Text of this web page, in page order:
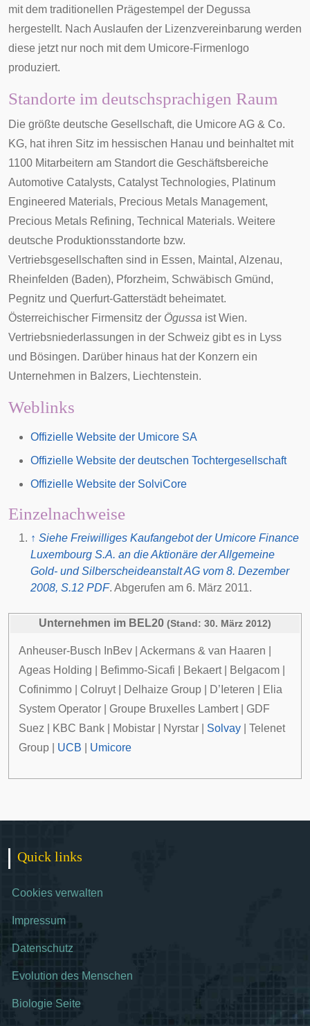
mit dem traditionellen Prägestempel der Degussa
hergestellt. Nach Auslaufen der Lizenzvereinbarung werden
diese jetzt nur noch mit dem Umicore-Firmenlogo
produziert.
Standorte im deutschsprachigen Raum
Die größte deutsche Gesellschaft, die Umicore AG & Co.
KG, hat ihren Sitz im hessischen Hanau und beinhaltet mit
1100 Mitarbeitern am Standort die Geschäftsbereiche
Automotive Catalysts, Catalyst Technologies, Platinum
Engineered Materials, Precious Metals Management,
Precious Metals Refining, Technical Materials. Weitere
deutsche Produktionsstandorte bzw.
Vertriebsgesellschaften sind in Essen, Maintal , Alzenau,
Rheinfelden (Baden), Pforzheim, Schwäbisch Gmünd,
Pegnitz und Querfurt-Gatterstädt beheimatet.
Österreichischer Firmensitz der Ögussa istWien.
Vertriebsniederlassungen in der Schweiz gibt es in Lyss
und Bösingen. Darüber hinaus hat der Konzern ein
Unternehmen in Balzers, Liechtenstein.
Weblinks
Offizielle Website der Umicore SA
Offizielle Website der deutschen Tochtergesellschaft
Offizielle Website der SolviCore
Einzelnachweise
↑ Siehe Freiwilliges Kaufangebot der Umicore Finance
Luxembourg S.A. an die Aktionäre der Allgemeine
Gold- und Silberscheideanstalt AG vom 8. Dezember
2008, S.12 PDF. Abgerufen am 6. März 2011.
Unternehmen im BEL20 (Stand: 30. März 2012)
Anheuser-Busch InBev Ackermans & van Haaren
Ageas Holding
Befimmo-Sicafi Bekaert| Belgacom
Cofinimmo
Colruyt| Delhaize Group D’Ieteren
Elia
System Operator
Groupe Bruxelles Lambert| GDF
Suez
KBC Bank Mobistar Nyrstar Solvay
Telenet
Group
UCB Umicore
Quick links
Cookies verwalten
Impressum
Datenschutz
Evolution des Menschen
Biologie Seite